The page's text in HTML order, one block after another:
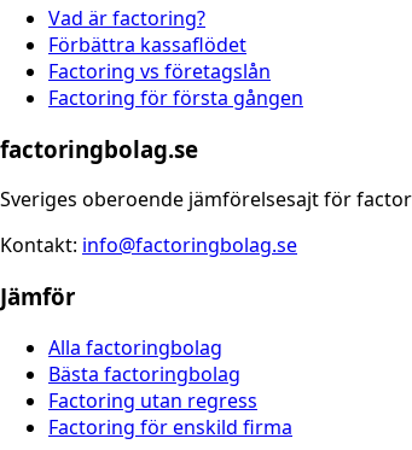
Vad är factoring?
Förbättra kassaflödet
Factoring vs företagslån
Factoring för första gången
factoringbolag.se
Sveriges oberoende jämförelsesajt för
Kontakt: info@factoringbolag.se
Jämför
Alla factoringbolag
Bästa factoringbolag
Factoring utan regress
Factoring för enskild firma